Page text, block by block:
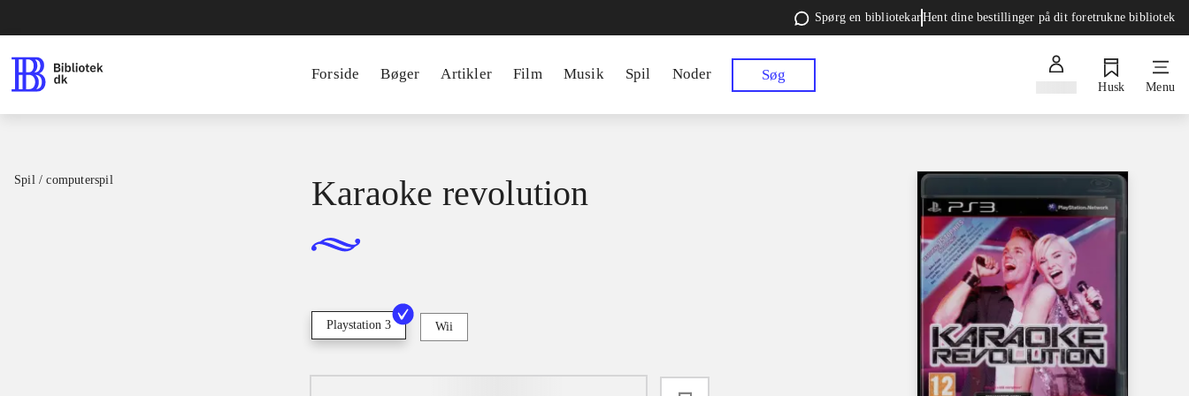
Spørg en bibliotekarHent dine bestillinger på dit foretrukne bibliotek
Forside Bøger Artikler Film Musik Spil Noder Søg
Husk Menu
Spil / computerspil Karaoke revolution
Playstation 3 Wii